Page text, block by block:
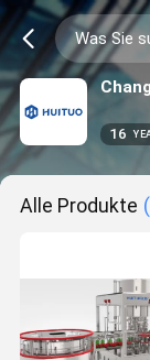
16
Alle Produkte